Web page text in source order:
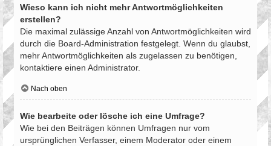
Wieso kann ich nicht mehr Antwortmöglichkeiten
erstellen?
Die maximal zulässige Anzahl von Antwortmöglichkeiten wird
durch die Board-Administration festgelegt. Wenn du glaubst,
mehr Antwortmöglichkeiten als zugelassen zu benötigen,
kontaktiere einen Administrator.
Nach oben
Wie bearbeite oder lösche ich eine Umfrage?
Wie bei den Beiträgen können Umfragen nur vom
ursprünglichen Verfasser, einem Moderator oder einem